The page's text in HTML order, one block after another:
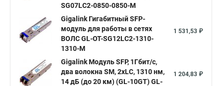
SG07LC2-0850-0850-M
Gigalink Гигабитный SFP-
модуль для работы в сетях
ВОЛС GL-OT-SG12LC2-1310-
1310-M
1 531,53 ₽
Gigalink Модуль SFP, 1Гбит/c,
два волокна SM, 2xLC, 1310 нм,
14 дБ (до 20 км) (GL-10GT) GL-
1 204,83 ₽